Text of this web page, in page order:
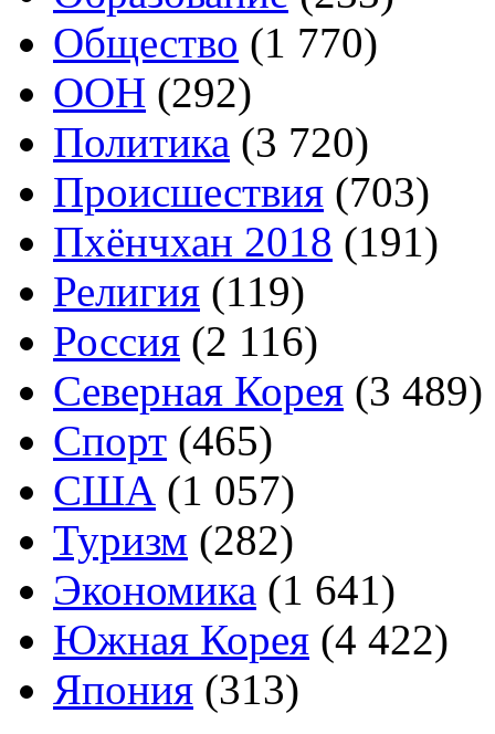
Общество (1 770)
ООН (292)
Политика (3 720)
Происшествия (703)
Пхёнчхан 2018 (191)
Религия (119)
Россия (2 116)
Северная Корея (3 489)
Спорт (465)
США (1 057)
Туризм (282)
Экономика (1 641)
Южная Корея (4 422)
Япония (313)